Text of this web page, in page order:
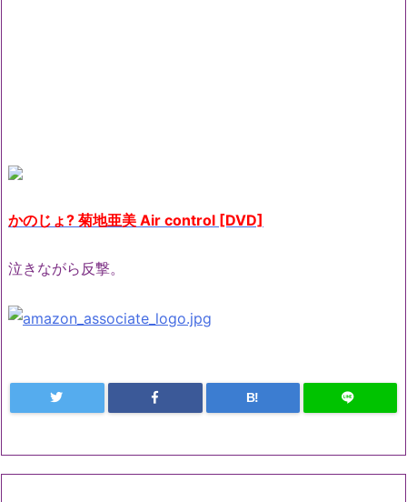
かのじょ? 菊地亜美 Air control [DVD]
泣きながら反撃。
B!